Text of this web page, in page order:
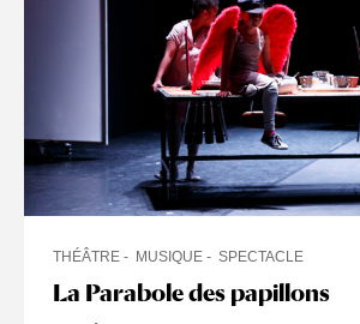
La Parabole des papillons
THÉÂTRE MUSIQUE SPECTACLE